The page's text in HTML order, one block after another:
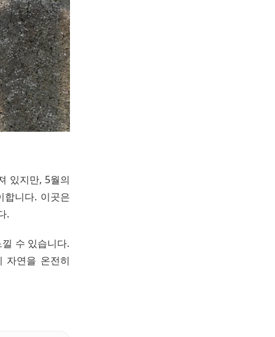
있지만, 5월의
합니다. 이곳은
.
수 있습니다.
자연을 온전히